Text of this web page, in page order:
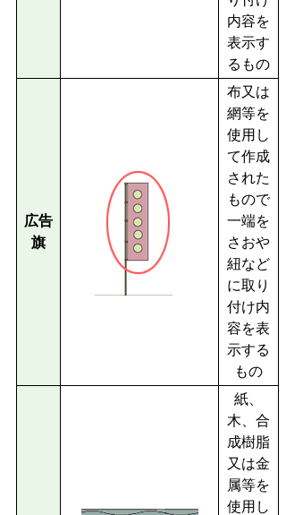
内容を
表示す
るもの
広告
旗
布又は
網等を
使用し
て作成
された
もので
一端を
さおや
紐など
に取り
付け内
容を表
示する
もの
紙、
木、合
成樹脂
又は金
属等を
使用し